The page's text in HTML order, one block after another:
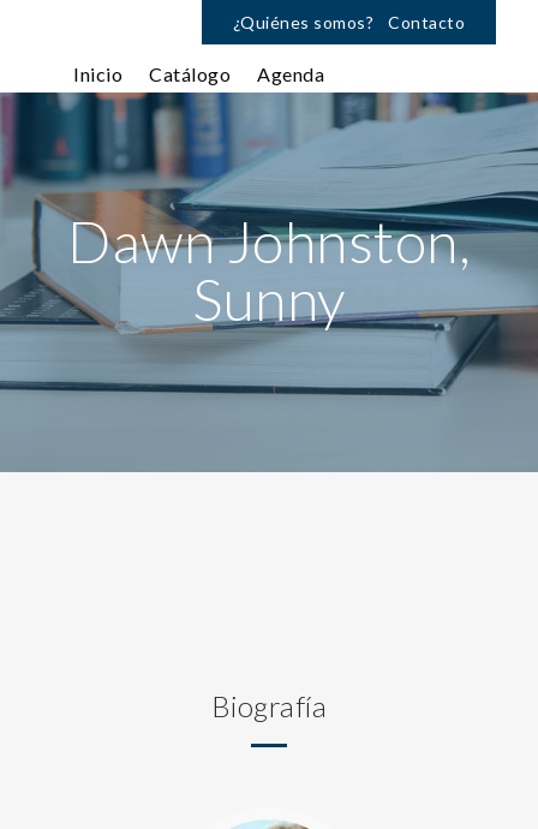
¿Quiénes somos? Contacto
Inicio Catálogo Agenda
Dawn Johnston,
Sunny
Biografía